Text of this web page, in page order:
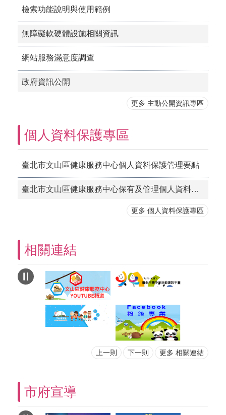
檢索功能說明與使用範例
無障礙軟硬體設施相關資訊
網站服務滿意度調查
政府資訊公開
更多 主動公開資訊專區
個人資料保護專區
臺北市文山區健康服務中心個人資料保護管理要點
臺北市文山區健康服務中心保有及管理個人資料之項目
更多 個人資料保護專區
相關連結
上一則 下一則 更多 相關連結
市府宣導